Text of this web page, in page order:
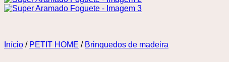
Início / PETIT HOME / Brinquedos de madeira